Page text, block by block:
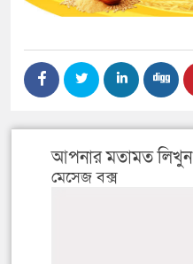
আপনার মতামত লিখুন
মেসেজ বক্স